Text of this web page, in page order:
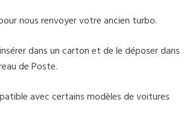
nous renvoyer votre ancien turbo.
dans un carton et de le déposer dans
de Poste.
avec certains modèles de voitures